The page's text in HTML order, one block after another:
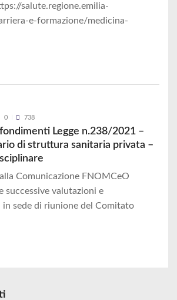
salute.regione.emilia-
e-formazione/medicina-
0 738
Legge n.238/2021 –
di struttura sanitaria privata –
Comunicazione FNOMCeO
successive valutazioni e
sede di riunione del Comitato